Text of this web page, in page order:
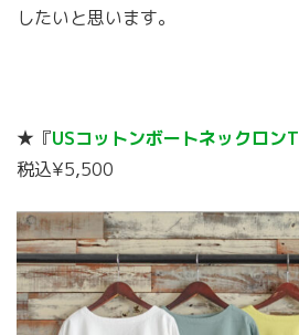
したいと思います。
★『USコットンボートネックロンT
税込¥5,500